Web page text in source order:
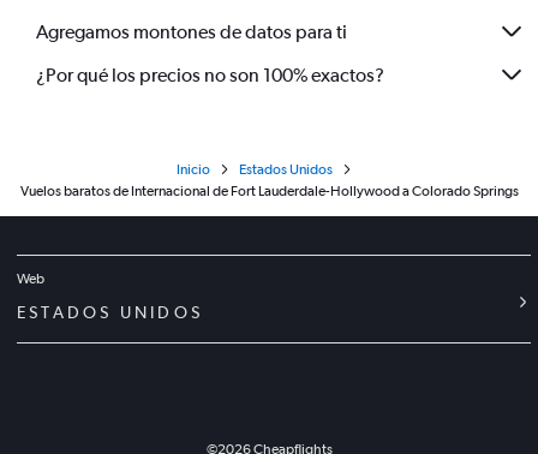
Agregamos montones de datos para ti
¿Por qué los precios no son 100% exactos?
Inicio
Estados Unidos
Vuelos baratos de Internacional de Fort Lauderdale-Hollywood a Colorado Springs
Web
ESTADOS UNIDOS
©2026Cheapflights